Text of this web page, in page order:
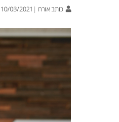
כותב אורח | 10/03/2021